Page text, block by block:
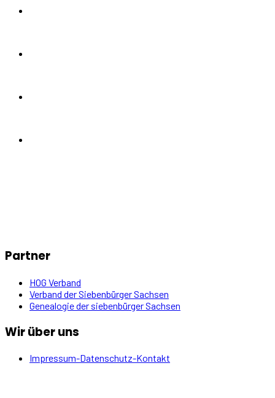
Partner
HOG Verband
Verband der Siebenbürger Sachsen
Genealogie der siebenbürger Sachsen
Wir über uns
Impressum-Datenschutz-Kontakt